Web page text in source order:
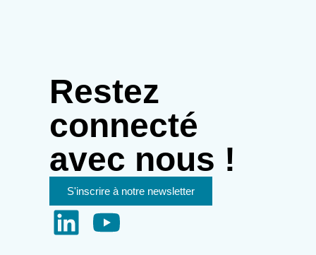
Restez
connecté
avec nous !
S'inscrire à notre newsletter